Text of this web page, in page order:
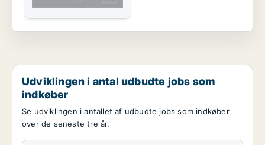
Udviklingen i antal udbudte jobs som
indkøber
Se udviklingen i antallet af udbudte jobs som indkøber
over de seneste tre år.